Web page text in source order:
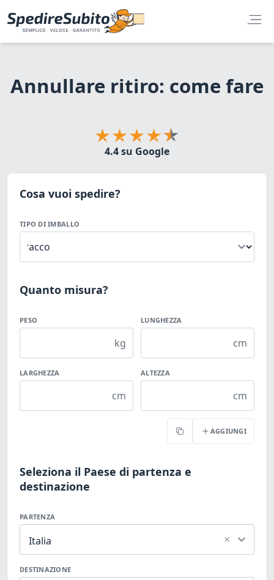
Annullare ritiro: come fare
4.4 su Google
Cosa vuoi spedire?
TIPO DI IMBALLO
Quanto misura?
PESO
kg
LUNGHEZZA
cm
LARGHEZZA
cm
ALTEZZA
cm
Copia AGGIUNGI
Seleziona il Paese di partenza e
destinazione
PARTENZA
Italia ×
DESTINAZIONE